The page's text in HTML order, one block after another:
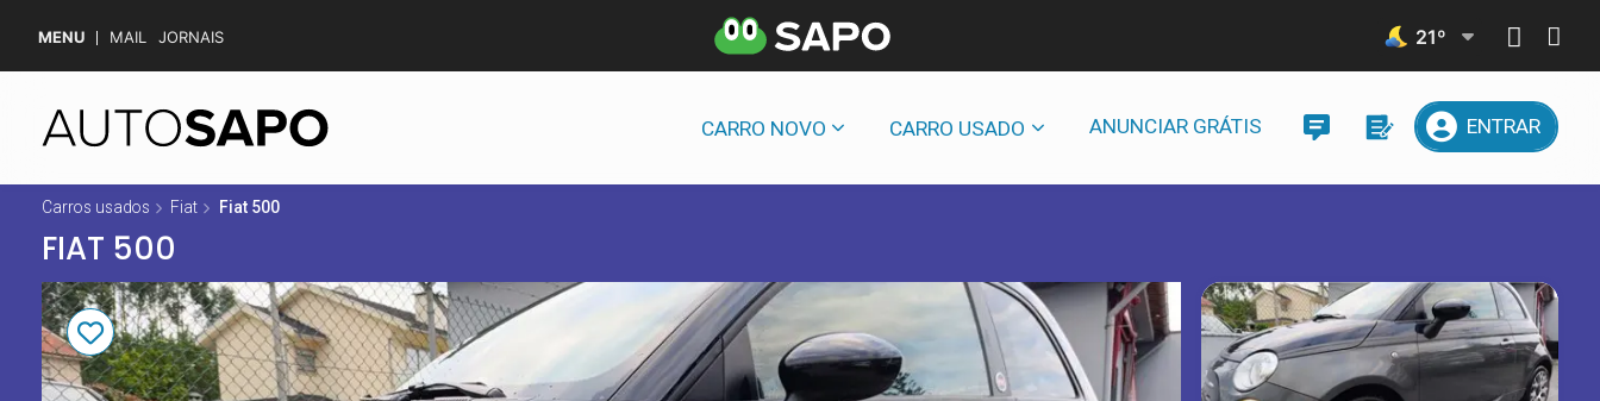
MENU MAIL JORNAIS 21º
CARRO NOVO CARRO USADO ANUNCIAR GRÁTIS ENTRAR
Carros usados Fiat Fiat 500
FIAT 500